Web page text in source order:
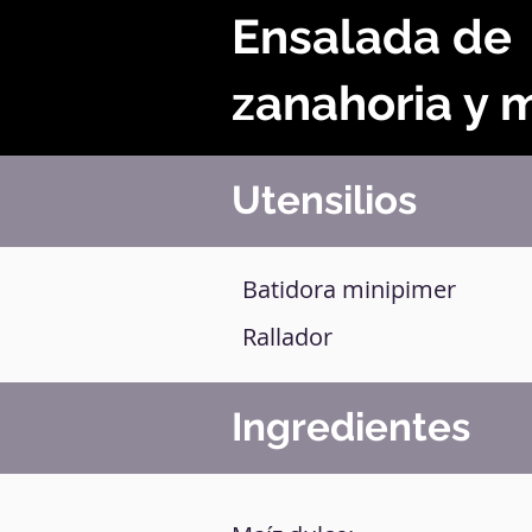
Ensalada de
zanahoria y
Utensilios
Batidora minipimer
Rallador
Ingredientes